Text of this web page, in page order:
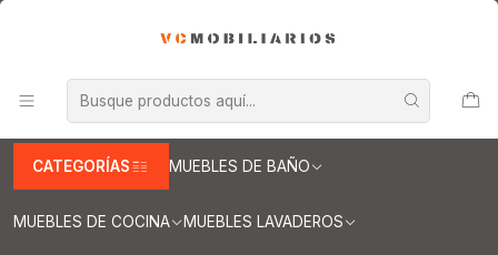
CATEGORÍAS MUEBLES DE BAÑO
MUEBLES DE COCINA MUEBLES LAVADEROS
Muebles vanitorios al piso simple de cuarzo
Muebles vanitorios al piso simple de cuarzo / 100 cm
Mueble vanitorio al piso de 100 cm con cubierta de cuarzo M2-
1038 / Espresso